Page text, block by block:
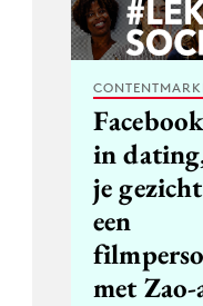
in
je
een
met